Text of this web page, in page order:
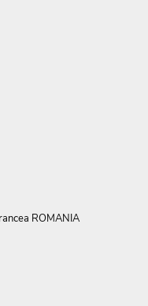
ROMANIA